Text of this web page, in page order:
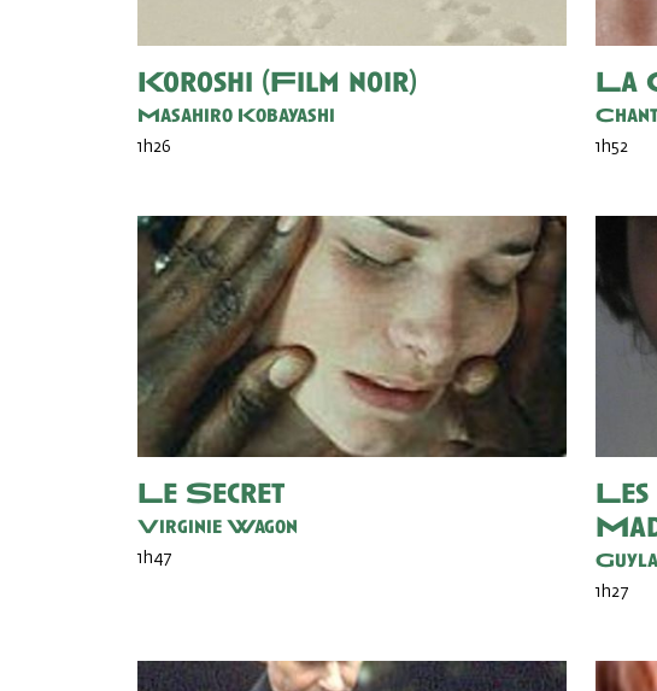
Koroshi (Film noir)
Masahiro Kobayashi
1h26
La
1h52
Le Secret
Virginie Wagon
1h47
Les
1h27